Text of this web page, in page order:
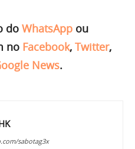
do WhatsApp ou
no Facebook, Twitter,
News.
sabotag3x